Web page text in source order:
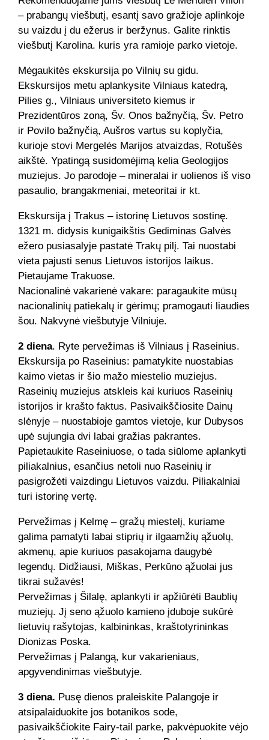
– prabangų viešbutį, esantį savo gražioje aplinkoje
su vaizdu į du ežerus ir beržynus. Galite rinktis
viešbutį Karolina. kuris yra ramioje parko vietoje.
Mėgaukitės ekskursija po Vilnių su gidu.
Ekskursijos metu aplankysite Vilniaus katedrą,
Pilies g., Vilniaus universiteto kiemus ir
Prezidentūros zoną, Šv. Onos bažnyčią, Šv. Petro
ir Povilo bažnyčią, Aušros vartus su koplyčia,
kurioje stovi Mergelės Marijos atvaizdas, Rotušės
aikštė. Ypatingą susidomėjimą kelia Geologijos
muziejus. Jo parodoje – mineralai ir uolienos iš viso
pasaulio, brangakmeniai, meteoritai ir kt.
Ekskursija į Trakus – istorinę Lietuvos sostinę.
1321 m. didysis kunigaikštis Gediminas Galvės
ežero pusiasalyje pastatė Trakų pilį. Tai nuostabi
vieta pajusti senus Lietuvos istorijos laikus.
Pietaujame Trakuose.
Nacionalinė vakarienė vakare: paragaukite mūsų
nacionalinių patiekalų ir gėrimų; pramogauti liaudies
šou. Nakvynė viešbutyje Vilniuje.
2 diena. Ryte pervežimas iš Vilniaus į Raseinius.
Ekskursija po Raseinius: pamatykite nuostabias
kaimo vietas ir šio mažo miestelio muziejus.
Raseinių muziejus atskleis kai kuriuos Raseinių
istorijos ir krašto faktus. Pasivaikščiosite Dainų
slėnyje – nuostabioje gamtos vietoje, kur Dubysos
upė sujungia dvi labai gražias pakrantes.
Papietaukite Raseiniuose, o tada siūlome aplankyti
piliakalnius, esančius netoli nuo Raseinių ir
pasigrožėti vaizdingu Lietuvos vaizdu. Piliakalniai
turi istorinę vertę.
Pervežimas į Kelmę – gražų miestelį, kuriame
galima pamatyti labai stiprių ir ilgaamžių ąžuolų,
akmenų, apie kuriuos pasakojama daugybė
legendų. Didžiausi, Miškas, Perkūno ąžuolai jus
tikrai sužavės!
Pervežimas į Šilalę, aplankyti ir apžiūrėti Baublių
muziejų. Jį seno ąžuolo kamieno įduboje sukūrė
lietuvių rašytojas, kalbininkas, kraštotyrininkas
Dionizas Poska.
Pervežimas į Palangą, kur vakarieniaus,
apgyvendinimas viešbutyje.
3 diena. Pusę dienos praleiskite Palangoje ir
atsipalaiduokite jos botanikos sode,
pasivaikščiokite Fairy-tail parke, pakvėpuokite vėjo